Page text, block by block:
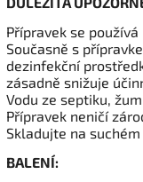
Přípravek se používá
Současně s
dezinfekční
zásadně snižuje
Vodu ze septiku,
Přípravek neničí
Skladujte na
BALENÍ: